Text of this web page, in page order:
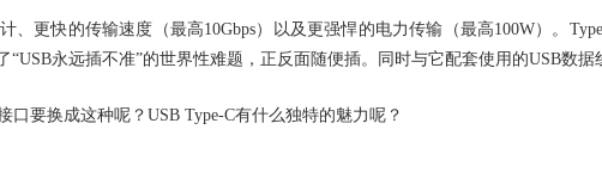
、更快的传输速度（最高10Gbps）以及更强悍的电力传输（最高100W）。
“USB永远插不准”的世界性难题，正反面随便插。同时与它配套使用的USB数据
口要换成这种呢？USB Type-C有什么独特的魅力呢？